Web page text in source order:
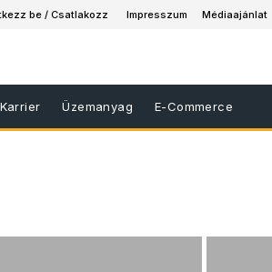
be / Csatlakozz Impresszum Médiaajánlat
Karrier Üzemanyag E-Commerce